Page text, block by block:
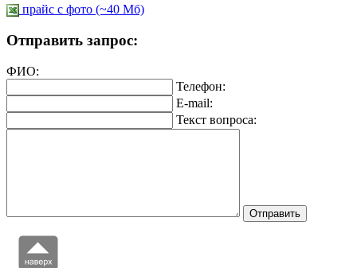
прайс c фото (~40 Мб)
Отправить запрос:
ФИО:
Телефон:
E-mail:
Текст вопроса: